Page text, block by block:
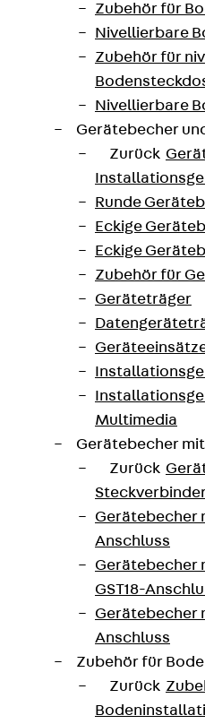
Zubehör für
Nivellierbare
Zubehör für
Nivellierbare
Gerätebecher
Zurück
Runde
Eckige
Eckige
Zubehör für
Geräteträger
Multimedia
Gerätebecher
Zurück
Gerätebecher
Anschluss
Gerätebecher
GST18-
Gerätebecher
Anschluss
Zubehör für
Zurück